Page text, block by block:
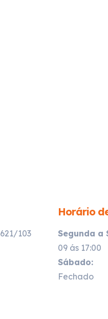
103
Horário
Segunda a
09 ás 17:00
Sábado:
Fechado